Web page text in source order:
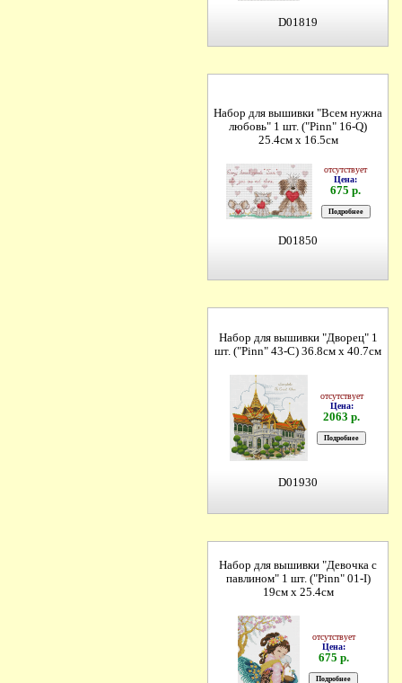
D01819
Набор для вышивки "Всем нужна
любовь" 1 шт. ("Pinn" 16-Q)
25.4см х 16.5см
отсутствует
Цена:
675 р.
D01850
Набор для вышивки "Дворец" 1
шт. ("Pinn" 43-С) 36.8см х 40.7см
отсутствует
Цена:
2063 р.
D01930
Набор для вышивки "Девочка с
павлином" 1 шт. ("Pinn" 01-I)
19см х 25.4см
отсутствует
Цена:
675 р.